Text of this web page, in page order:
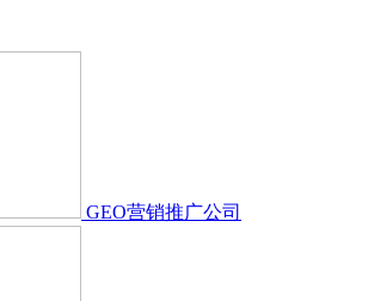
GEO营销推广公司